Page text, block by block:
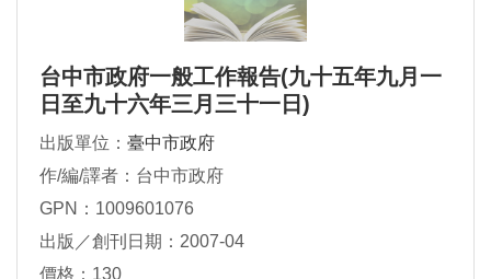
台中市政府一般工作報告(九十五年九月一
日至九十六年三月三十一日)
出版單位： 臺中市政府
作/編/譯者：台中市政府
GPN：1009601076
出版／創刊日期：2007-04
價格：130